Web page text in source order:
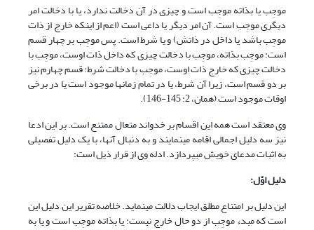
موجِب یا بذاته موجِب است و چیزی در آن دخالت ندارد، یا با دخالت امر
دیگری موجِب است. آن امر دیگر یا داعی است (اعم از اینکه خارج از ذات
موجِب باشد یا داخل در ذاتش) و یا شرط است. پس موجِب بر چهار قسم
است: موجِب بذاته، موجِب با دخالت چیزی که داخل ذات اوست، موجِب با
دخالت چیزی که خارج ذات اوست، موجِب با دخالت شرط؛ قسم چهارم نیز
بر دو قسم است، زیرا آن شرط، یا در تمام زمان‏ها موجود است یا در برخی
اوقات موجود است (همان، 2: 145-146).
وی معتقد است همه این اقسام بر خدواند متعال ممتنع است. بر این ادعا
نیز سه دلیل اجمالی اقامه می‏نمایند و به دنبال آنها، با یک دلیل تفصیلی
به اثبات مدعای خویش می‏پردازد. ادله وی از قرار ذیل است:
دلیل اوّل:
این دلیل بر امتناع مطلق ایجاب دلالت می‏نماید. خلاصه تقریر این دلیل این
است که مبدء موجِب از دو حال خارج نیست: یا بذاته موجِب است و یا به